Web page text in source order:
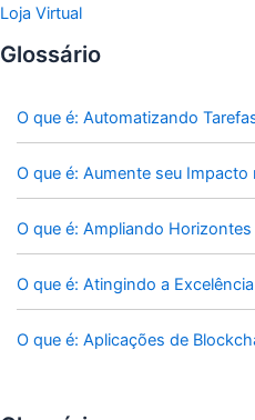
Loja Virtual
Glossário
O que é: Automatizando
O que é: Aumente seu Impacto
O que é: Ampliando
O que é: Atingindo a
O que é: Aplicações de